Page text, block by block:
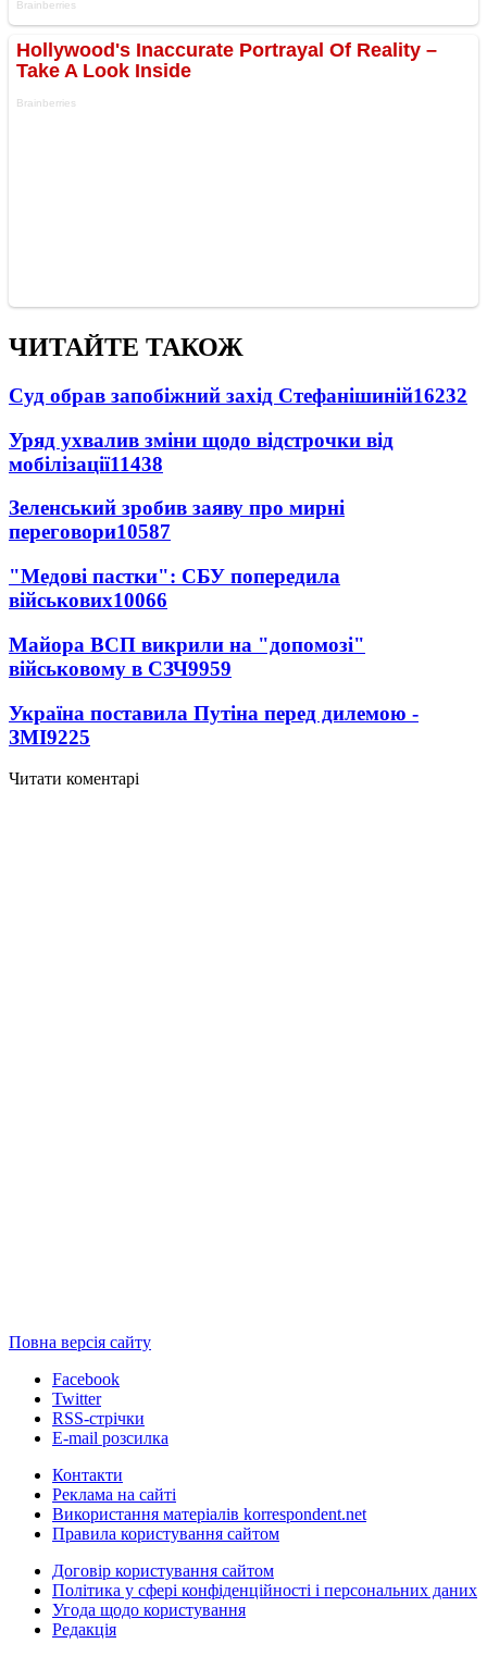
ЧИТАЙТЕ ТАКОЖ
Суд обрав запобіжний захід Стефанішиній16232
Уряд ухвалив зміни щодо відстрочки від
мобілізації11438
Зеленський зробив заяву про мирні
переговори10587
"Медові пастки": СБУ попередила
військових10066
Майора ВСП викрили на "допомозі"
військовому в СЗЧ9959
Україна поставила Путіна перед дилемою -
ЗМІ9225
Читати коментарі
Повна версія сайту
Facebook
Twitter
RSS-стрічки
E-mail розсилка
Контакти
Реклама на сайті
Використання матеріалів korrespondent.net
Правила користування сайтом
Договір користування сайтом
Політика у сфері конфіденційності і персональних даних
Угода щодо користування
Редакція